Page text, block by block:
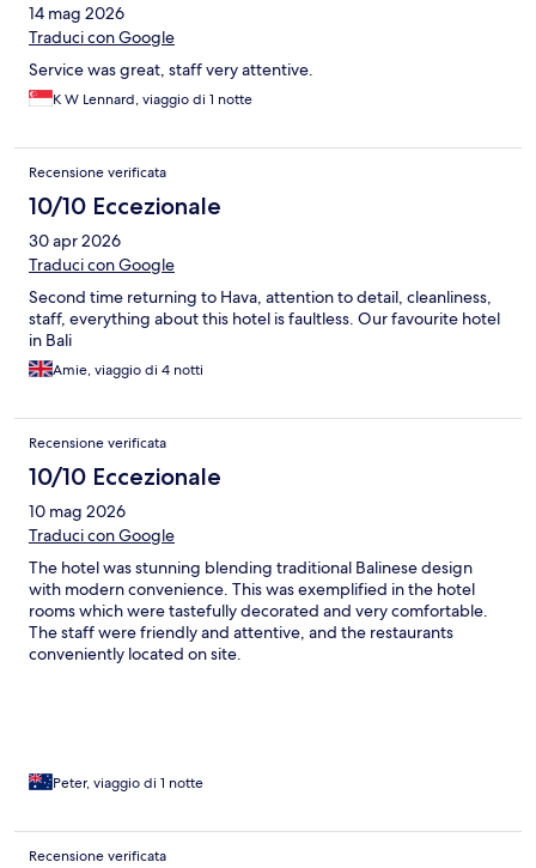
14 mag 2026
Traduci con Google
Service was great, staff very attentive.
K W Lennard, viaggio di 1 notte
Recensione verificata
10/10 Eccezionale
30 apr 2026
Traduci con Google
Second time returning to Hava, attention to detail, cleanliness,
staff, everything about this hotel is faultless. Our favourite hotel
in Bali
Amie, viaggio di 4 notti
Recensione verificata
10/10 Eccezionale
10 mag 2026
Traduci con Google
The hotel was stunning blending traditional Balinese design
with modern convenience. This was exemplified in the hotel
rooms which were tastefully decorated and very comfortable.
The staff were friendly and attentive, and the restaurants
conveniently located on site.
Peter, viaggio di 1 notte
Recensione verificata